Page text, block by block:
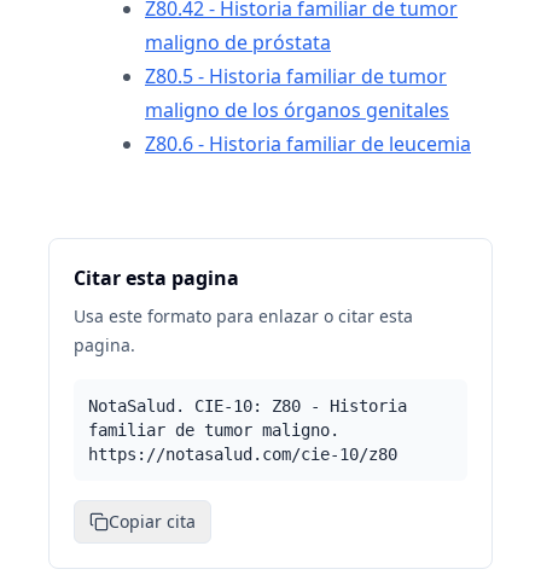
Z80.42 - Historia familiar de tumor
maligno de próstata
Z80.5 - Historia familiar de tumor
maligno de los órganos genitales
Z80.6 - Historia familiar de leucemia
Citar esta pagina
Usa este formato para enlazar o citar esta
pagina.
NotaSalud. CIE-10: Z80 - Historia
familiar de tumor maligno.
https://notasalud.com/cie-10/z80
Copiar cita